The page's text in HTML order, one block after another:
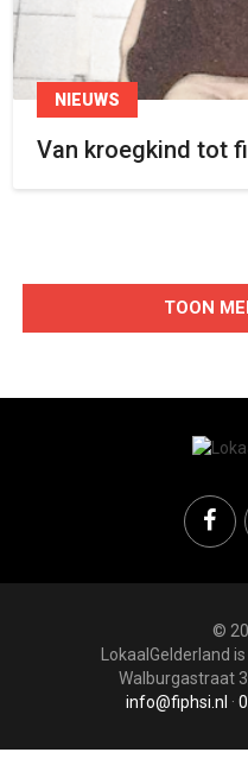
NIEUWS
Van kroegkind tot
TOON
©
LokaalGelderland
Walburgastraat
info@fiphsi.nl ·